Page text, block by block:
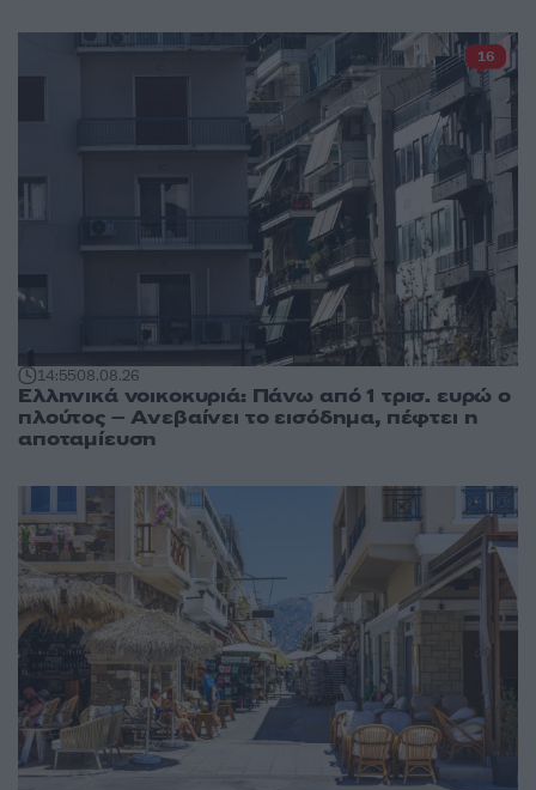
14:5508.08.26
Ελληνικά νοικοκυριά: Πάνω από 1 τρισ. ευρώ ο
πλούτος – Ανεβαίνει το εισόδημα, πέφτει η
αποταμίευση
16